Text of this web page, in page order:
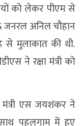
को लेकर पीएम से
जनरल अनिल चौहान
से मुलाकात की थी.
ने रक्षा मंत्री को
एस जयशंकर ने
पहलगाम में हुए